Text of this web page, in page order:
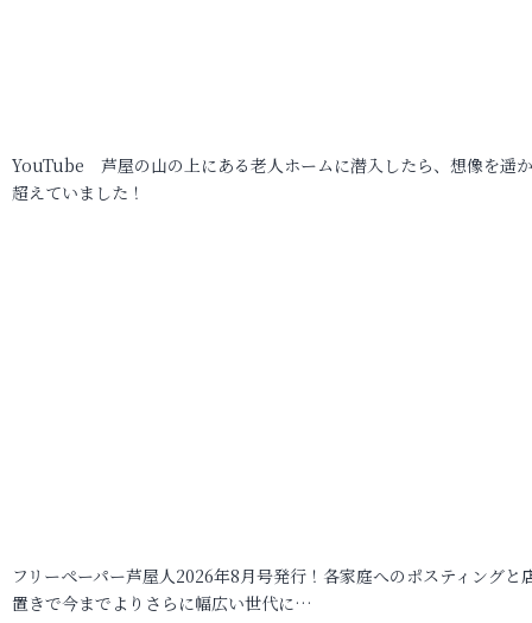
YouTube 芦屋の山の上にある老人ホームに潜入したら、想像を遥
超えていました！
フリーペーパー芦屋人2026年8月号発行！各家庭へのポスティングと
置きで今までよりさらに幅広い世代に…